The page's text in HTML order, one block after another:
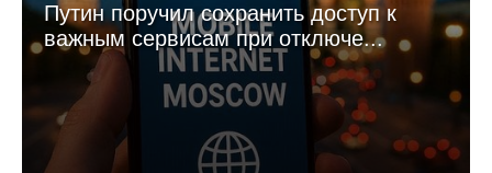
Путин поручил сохранить доступ к
важным сервисам при отключе...